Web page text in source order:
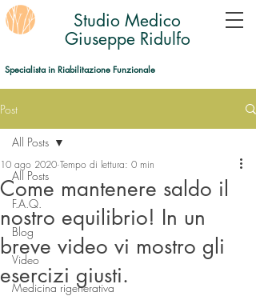
Specialista in Riabilitazione Funzionale
Studio Medico
Giuseppe Ridulfo
Post
All Posts
F.A.Q.
Blog
Video
Medicina rigenerativa
All Posts
Come mantenere saldo il
nostro equilibrio! In un
breve video vi mostro gli
esercizi giusti.
10 ago 2020 Tempo di lettura: 0 min